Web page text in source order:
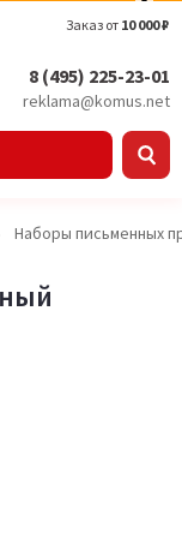
Заказ от 10 000 ₽
8 (495) 225-23-01
reklama@komus.net
Наборы письменных